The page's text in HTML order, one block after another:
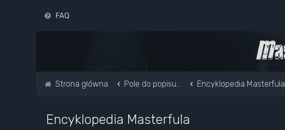
FAQ
Strona główna Pole do popisu... Encyklopedia Masterfula
Encyklopedia Masterfula